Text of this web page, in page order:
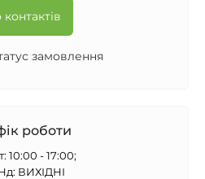
замовлення
роботи
10:00 - 17:00;
ВИХІДНІ